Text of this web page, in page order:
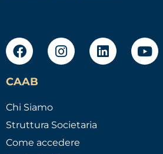
CAAB
Chi Siamo
Struttura Societaria
Come accedere